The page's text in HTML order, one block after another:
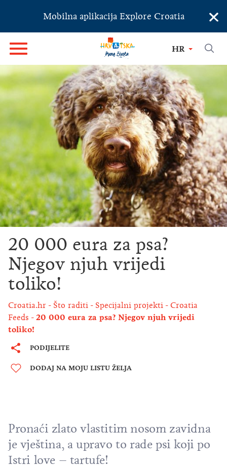
Mobilna aplikacija Explore Croatia ×
HR
20 000 eura za psa?
Njegov njuh vrijedi
toliko!
Croatia.hr Što raditi Specijalni projekti
Croatia
Feeds
20 000 eura za psa? Njegov njuh vrijedi
toliko!
PODIJELITE
DODAJ NA MOJU LISTU ŽELJA
Pronaći zlato vlastitim nosom zavidna
je vještina, a upravo to rade psi koji po
Istri love – tartufe!